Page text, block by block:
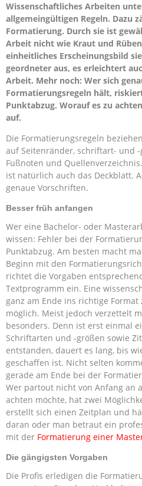
Wissenschaftliches Arbeiten
allgemeingültigen Regeln. Dazu
Formatierung. Durch sie ist
Arbeit nicht wie Kraut und
einheitliches Erscheinungsbild
geordneter aus, es erleichtert
Arbeit. Mehr noch: Wer sich
Formatierungsregeln hält,
Punktabzug. Worauf es zu
auf.
Die Formatierungsregeln
auf Seitenränder, schriftart- und
Fußnoten und
ist natürlich auch das Deckblatt.
genaue Vorschriften.
Besser früh anfangen
Wer eine Bachelor- oder
wissen: Fehler bei der
Punktabzug. Am besten macht
Beginn mit den
richtet die Vorgaben
Textprogramm ein. Eine
ganz am Ende ins richtige
möglich. Meist jedoch verzettelt
besonders. Denn ist erst einmal
Schriftarten und -größen sowie
entstanden, dauert es lang, bis
geschaffen ist. Nicht selten
gerade am Ende bei der
Wer partout nicht von Anfang an
achten möchte, hat zwei
erstellt sich einen Zeitplan und
daran oder man betraut ein
mit der Formatierung einer
Die gängigsten Vorgaben
Die Profis erledigen die